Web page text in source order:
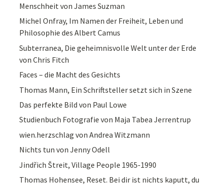
Menschheit von James Suzman
Michel Onfray, Im Namen der Freiheit, Leben und
Philosophie des Albert Camus
Subterranea, Die geheimnisvolle Welt unter der Erde
von Chris Fitch
Faces – die Macht des Gesichts
Thomas Mann, Ein Schriftsteller setzt sich in Szene
Das perfekte Bild von Paul Lowe
Studienbuch Fotografie von Maja Tabea Jerrentrup
wien.herzschlag von Andrea Witzmann
Nichts tun von Jenny Odell
Jindřich Štreit, Village People 1965-1990
Thomas Hohensee, Reset. Bei dir ist nichts kaputt, du